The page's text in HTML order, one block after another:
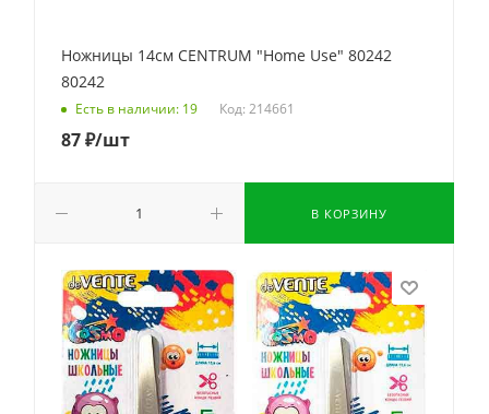
Ножницы 14см CENTRUM "Home Use" 80242
80242
Есть в наличии: 19 Код: 214661
87₽/шт
В КОРЗИНУ